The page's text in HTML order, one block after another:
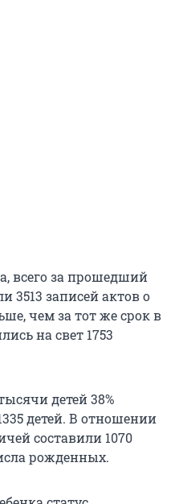
всего за прошедший
3513 записей актов о
чем за тот же срок в
на свет 1753
детей 38%
детей. В отношении
составили 1070
рожденных.